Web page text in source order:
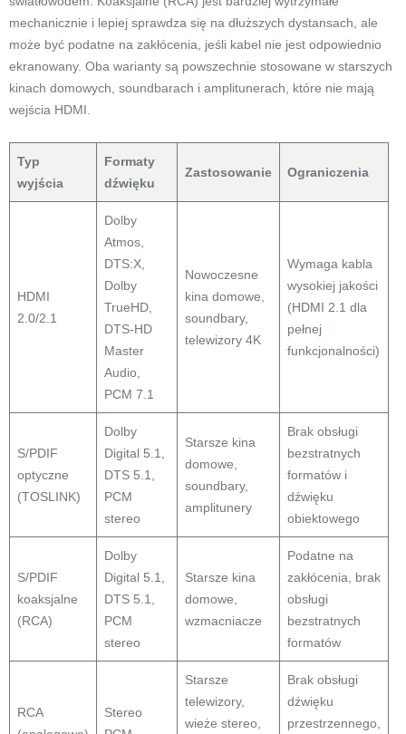
mechanicznie i lepiej sprawdza się na dłuższych dystansach, ale
może być podatne na zakłócenia, jeśli kabel nie jest odpowiednio
ekranowany. Oba warianty są powszechnie stosowane w starszych
kinach domowych, soundbarach i amplitunerach, które nie mają
wejścia HDMI.
Typ
wyjścia
Formaty
dźwięku
Zastosowanie Ograniczenia
HDMI
2.0/2.1
Dolby
Atmos,
DTS:X,
Dolby
TrueHD,
DTS-HD
Master
Audio,
PCM 7.1
Nowoczesne
kina domowe,
soundbary,
telewizory 4K
Wymaga kabla
wysokiej jakości
(HDMI 2.1 dla
pełnej
funkcjonalności)
S/PDIF
optyczne
(TOSLINK)
Dolby
Digital 5.1,
DTS 5.1,
PCM
stereo
Starsze kina
domowe,
soundbary,
amplitunery
Brak obsługi
bezstratnych
formatów i
dźwięku
obiektowego
S/PDIF
koaksjalne
(RCA)
Dolby
Digital 5.1,
DTS 5.1,
PCM
stereo
Starsze kina
domowe,
wzmacniacze
Podatne na
zakłócenia, brak
obsługi
bezstratnych
formatów
RCA
Stereo
Starsze
telewizory,
wieże stereo,
Brak obsługi
dźwięku
przestrzennego,